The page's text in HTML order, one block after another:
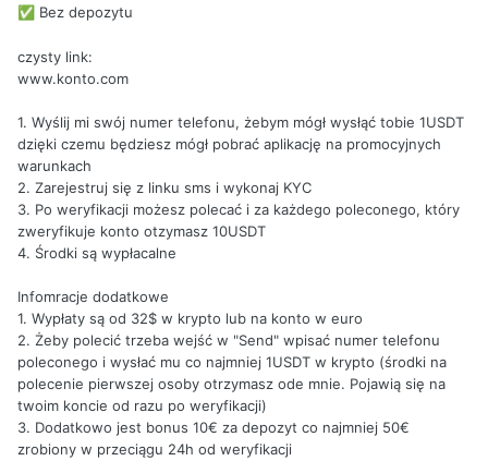
✅ Bez depozytu
czysty link:
www.konto.com
1. Wyślij mi swój numer telefonu, żebym mógł wysłąć tobie 1USDT
dzięki czemu będziesz mógł pobrać aplikację na promocyjnych
warunkach
2. Zarejestruj się z linku sms i wykonaj KYC
3. Po weryfikacji możesz polecać i za każdego poleconego, który
zweryfikuje konto otzymasz 10USDT
4. Środki są wypłacalne
Infomracje dodatkowe
1. Wypłaty są od 32$ w krypto lub na konto w euro
2. Żeby polecić trzeba wejść w "Send" wpisać numer telefonu
poleconego i wysłać mu co najmniej 1USDT w krypto (środki na
polecenie pierwszej osoby otrzymasz ode mnie. Pojawią się na
twoim koncie od razu po weryfikacji)
3. Dodatkowo jest bonus 10€ za depozyt co najmniej 50€
zrobiony w przeciągu 24h od weryfikacji